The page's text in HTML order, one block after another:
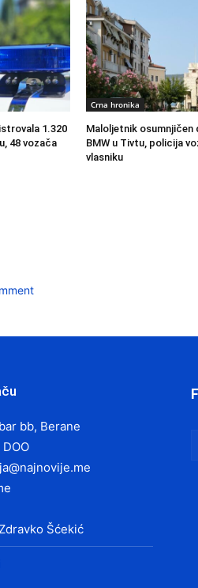
1.320
48 vozača
Crna hronika
Maloljetnik osumnjičen
BMW u Tivtu, policija
vlasniku
bb, Berane
Šćekić